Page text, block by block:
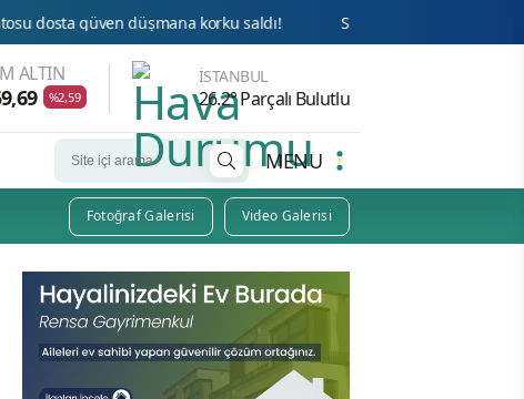
korku saldı! Sayın Münih din hizmetleri Ateşesi Ahmet
ALTIN
%2,59
İSTANBUL
26.2° Parçalı Bulutlu
MENU
Fotoğraf Galerisi Video Galerisi